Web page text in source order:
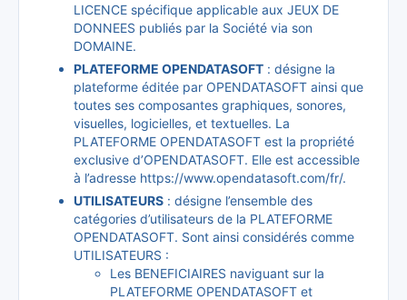
LICENCE spécifique applicable aux JEUX DE
DONNEES publiés par la Société via son
DOMAINE.
PLATEFORME OPENDATASOFT : désigne la
plateforme éditée par OPENDATASOFT ainsi que
toutes ses composantes graphiques, sonores,
visuelles, logicielles, et textuelles. La
PLATEFORME OPENDATASOFT est la propriété
exclusive d’OPENDATASOFT. Elle est accessible
à l’adresse https://www.opendatasoft.com/fr/.
UTILISATEURS : désigne l’ensemble des
catégories d’utilisateurs de la PLATEFORME
OPENDATASOFT. Sont ainsi considérés comme
UTILISATEURS :
Les BENEFICIAIRES naviguant sur la
PLATEFORME OPENDATASOFT et